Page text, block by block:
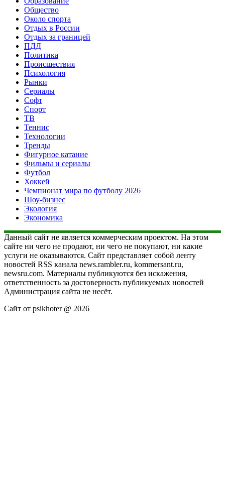
Общество
Около спорта
Отдых в России
Отдых за границей
ПДД
Политика
Происшествия
Психология
Рынки
Сериалы
Софт
Спорт
ТВ
Теннис
Технологии
Тренды
Фигурное катание
Фильмы и сериалы
Футбол
Хоккей
Чемпионат мира по футболу 2026
Шоу-бизнес
Экология
Экономика
Данный сайт не является коммерческим проектом. На этом
сайте ни чего не продают, ни чего не покупают, ни какие
услуги не оказываются. Сайт представляет собой ленту
новостей RSS канала news.rambler.ru, kommersant.ru,
newsru.com. Материалы публикуются без искажения,
ответственность за достоверность публикуемых новостей
Администрация сайта не несёт.
Сайт от psikhoter @ 2026